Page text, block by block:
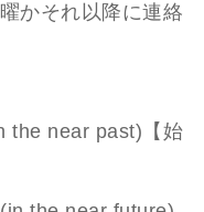
かそれ以降に連絡
the near past)【始